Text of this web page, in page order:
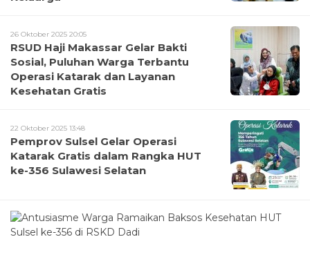
26 Oktober 2025 20:05
RSUD Haji Makassar Gelar Bakti
Sosial, Puluhan Warga Terbantu
Operasi Katarak dan Layanan
Kesehatan Gratis
22 Oktober 2025 13:48
Pemprov Sulsel Gelar Operasi
Katarak Gratis dalam Rangka HUT
ke-356 Sulawesi Selatan